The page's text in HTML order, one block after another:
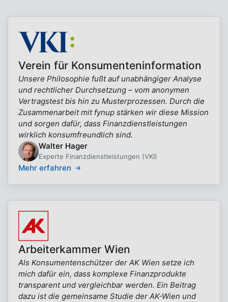
Verein für Konsumenteninformation
Unsere Philosophie fußt auf unabhängiger Analyse
und rechtlicher Durchsetzung – vom anonymen
Vertragstest bis hin zu Musterprozessen. Durch die
Zusammenarbeit mit fynup stärken wir diese Mission
und sorgen dafür, dass Finanzdienstleistungen
wirklich konsumfreundlich sind.
Walter Hager
Experte Finanzdienstleistungen (VKI)
Mehr erfahren
Arbeiterkammer Wien
Als Konsumentenschützer der AK Wien setze ich
mich dafür ein, dass komplexe Finanzprodukte
transparent und vergleichbar werden. Ein Beitrag
dazu ist die gemeinsame Studie der AK-Wien und